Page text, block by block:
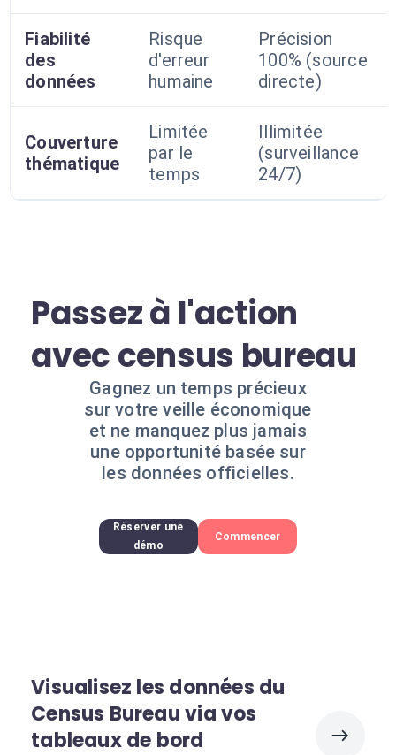
Fiabilité
des
données
Risque
d'erreur
humaine
Précision
100% (source
directe)
Couverture
thématique
Limitée
par le
temps
Illimitée
(surveillance
24/7)
Passez à l'action
avec census bureau
Gagnez un temps précieux
sur votre veille économique
et ne manquez plus jamais
une opportunité basée sur
les données officielles.
Réserver une
démo
Commencer
Visualisez les données du
Census Bureau via vos
tableaux de bord